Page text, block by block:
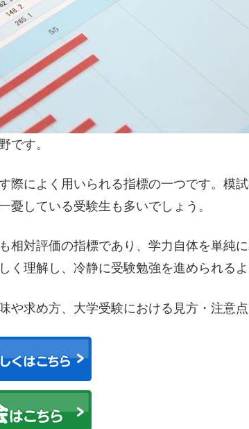
です。
際によく用いられる指標の一つです。模
憂している受験生も多いでしょう。
相対評価の指標であり、学力自体を単純
く理解し、冷静に受験勉強を進められるよ
や求め方、大学受験における見方・注意点